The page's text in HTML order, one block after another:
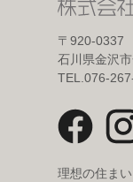
〒920-0337
石川県金沢
TEL.076-
理想の住まい